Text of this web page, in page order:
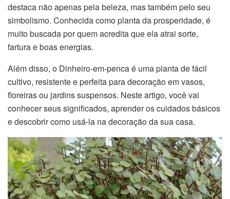
destaca não apenas pela beleza, mas também pelo seu
simbolismo. Conhecida como planta da prosperidade, é
muito buscada por quem acredita que ela atrai sorte,
fartura e boas energias.
Além disso, o Dinheiro-em-penca é uma planta de fácil
cultivo, resistente e perfeita para decoração em vasos,
floreiras ou jardins suspensos. Neste artigo, você vai
conhecer seus significados, aprender os cuidados básicos
e descobrir como usá-la na decoração da sua casa.